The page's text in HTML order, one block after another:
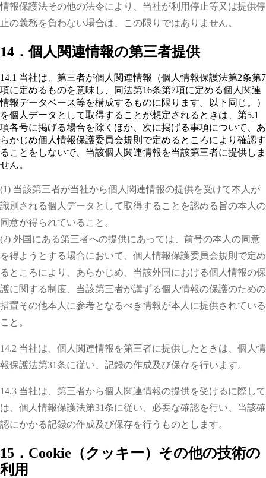
情報保護法その他の法令により、当社が利用停止等又は提供停
止の義務を負わない場合は、この限りではありません。
14．個人関連情報の第三者提供
14.1 当社は、第三者が個人関連情報（個人情報保護法第2条第7
項に定めるものを意味し、同法第16条第7項に定める個人関連
情報データベース等を構成するものに限ります。以下同じ。）
を個人データとして取得することが想定されるときは、第5.1
項各号に掲げる場合を除くほか、次に掲げる事項について、あ
らかじめ個人情報保護委員会規則で定めるところにより確認す
ることをしないで、当該個人関連情報を当該第三者に提供しま
せん。
(1) 当該第三者が当社から個人関連情報の提供を受けて本人が
識別される個人データとして取得することを認める旨の本人の
同意が得られていること。
(2) 外国にある第三者への提供にあっては、前号の本人の同意
を得ようとする場合において、個人情報保護委員会規則で定め
るところにより、あらかじめ、当該外国における個人情報の保
護に関する制度、当該第三者が講ずる個人情報の保護のための
措置その他本人に参考となるべき情報が本人に提供されている
こと。
14.2 当社は、個人関連情報を第三者に提供したときは、個人情
報保護法第31条に従い、記録の作成及び保存を行います。
14.3 当社は、第三者から個人関連情報の提供を受けるに際して
は、個人情報保護法第31条に従い、必要な確認を行い、当該確
認にかかる記録の作成及び保存を行うものとします。
15．Cookie（クッキー）その他の技術の
利用